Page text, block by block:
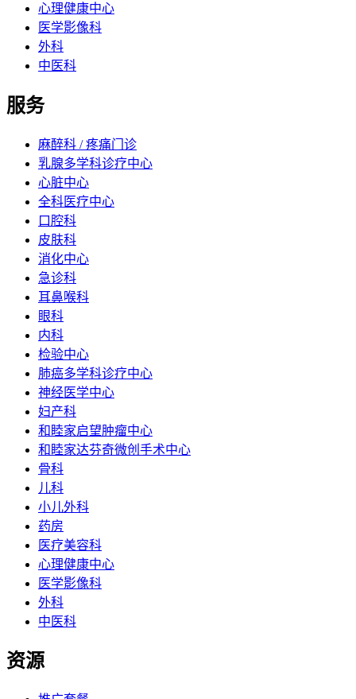
心理健康中心
医学影像科
外科
中医科
服务
麻醉科 / 疼痛门诊
乳腺多学科诊疗中心
心脏中心
全科医疗中心
口腔科
皮肤科
消化中心
急诊科
耳鼻喉科
眼科
内科
检验中心
肺癌多学科诊疗中心
神经医学中心
妇产科
和睦家启望肿瘤中心
和睦家达芬奇微创手术中心
骨科
儿科
小儿外科
药房
医疗美容科
心理健康中心
医学影像科
外科
中医科
资源